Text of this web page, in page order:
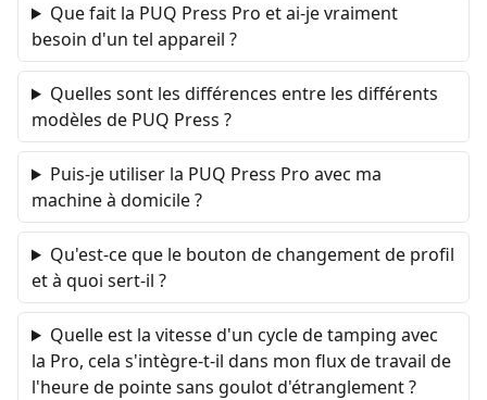
Que fait la PUQ Press Pro et ai-je vraiment
besoin d'un tel appareil ?
Quelles sont les différences entre les différents
modèles de PUQ Press ?
Puis-je utiliser la PUQ Press Pro avec ma
machine à domicile ?
Qu'est-ce que le bouton de changement de profil
et à quoi sert-il ?
Quelle est la vitesse d'un cycle de tamping avec
la Pro, cela s'intègre-t-il dans mon flux de travail de
l'heure de pointe sans goulot d'étranglement ?